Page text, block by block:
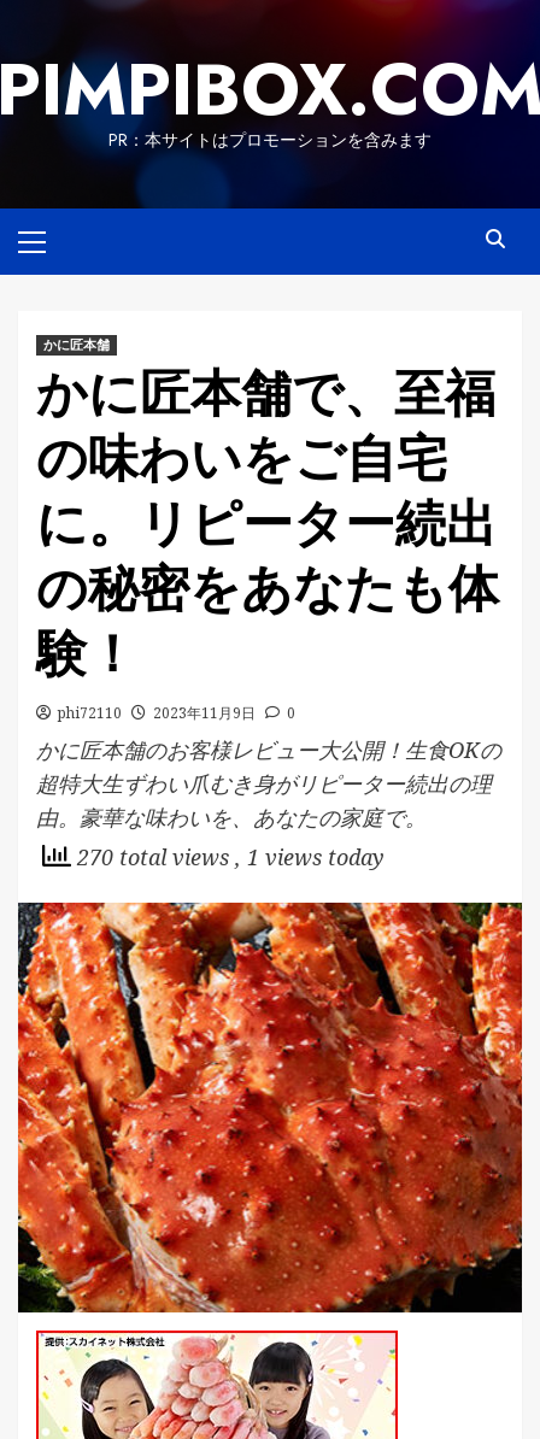
content
PR：本サイトはプロモーションを含みます
Menu
かに匠本舗
かに匠本舗で、至福
の味わいをご自宅
に。リピーター続出
の秘密をあなたも体
験！
phi72110 2023年11月9日 0
かに匠本舗のお客様レビュー大公開！生食OKの
超特大生ずわい爪むき身がリピーター続出の理
由。豪華な味わいを、あなたの家庭で。
270 total views , 1 views today